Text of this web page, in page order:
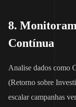
8.
Contínua
Analise dados como
(Retorno sobre
escalar campanhas